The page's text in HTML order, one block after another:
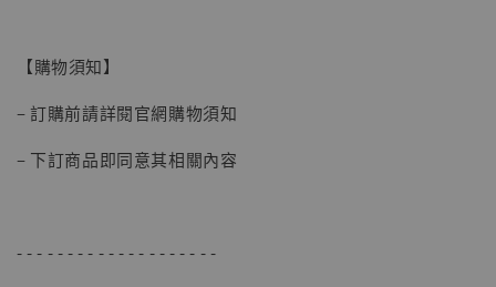
【購物須知】
– 訂購前請詳閱官網購物須知
– 下訂商品即同意其相關內容
- - - - - - - - - - - - - - - - - - - -